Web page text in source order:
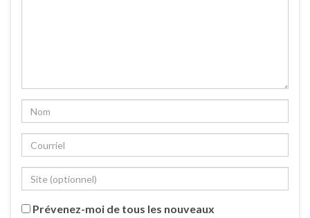
Prévenez-moi de tous les nouveaux